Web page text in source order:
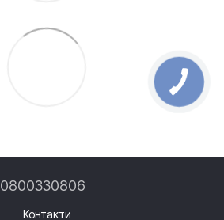
0800330806
Контакти